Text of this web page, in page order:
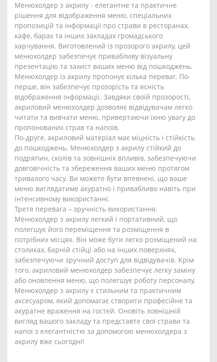
Менюхолдер з акрилу - елегантне та практичне
рішення для відображення меню, спеціальних
пропозицій та інформації про страви в ресторанах,
кафе, барах та інших закладах громадського
харчування. Виготовлений із прозорого акрилу, цей
менюхолдер забезпечує привабливу візуальну
презентацію та захист ваших меню від пошкоджень.
Менюхолдер із акрилу пропонує кілька переваг. По-
перше, він забезпечує прозорість та ясність
відображення інформації. Завдяки своїй прозорості,
акриловий менюхолдер дозволяє відвідувачам легко
читати та вивчати меню, привертаючи їхню увагу до
пропонованих страв та напоїв.
По-друге, акриловий матеріал має міцність і стійкість
до пошкоджень. Менюхолдер з акрилу стійкий до
подряпин, сколів та зовнішніх впливів, забезпечуючи
довговічність та збереження ваших меню протягом
тривалого часу. Ви можете бути впевнені, що ваше
меню виглядатиме акуратно і привабливо навіть при
інтенсивному використанні.
Третя перевага – зручність використання.
Менюхолдер з акрилу легкий і портативний, що
полегшує його переміщення та розміщення в
потрібних місцях. Він може бути легко розміщений на
столиках, барній стійці або на інших поверхнях,
забезпечуючи зручний доступ для відвідувачів. Крім
того, акриловий менюхолдер забезпечує легку заміну
або оновлення меню, що полегшує роботу персоналу.
Менюхолдер з акрилу є стильним та практичним
аксесуаром, який допомагає створити професійне та
акуратне враження на гостей. Оновіть зовнішній
вигляд вашого закладу та представте свої страви та
напої з елегантністю за допомогою менюхолдера з
акрилу вже сьогодні!